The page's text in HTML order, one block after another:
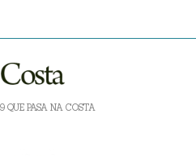
QUE PASA NA COSTA